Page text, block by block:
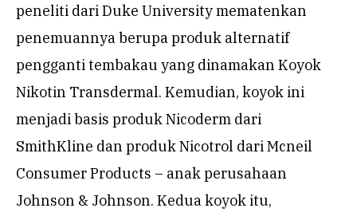
peneliti dari Duke University mematenkan
penemuannya berupa produk alternatif
pengganti tembakau yang dinamakan Koyok
Nikotin Transdermal. Kemudian, koyok ini
menjadi basis produk Nicoderm dari
SmithKline dan produk Nicotrol dari Mcneil
Consumer Products – anak perusahaan
Johnson & Johnson. Kedua koyok itu,